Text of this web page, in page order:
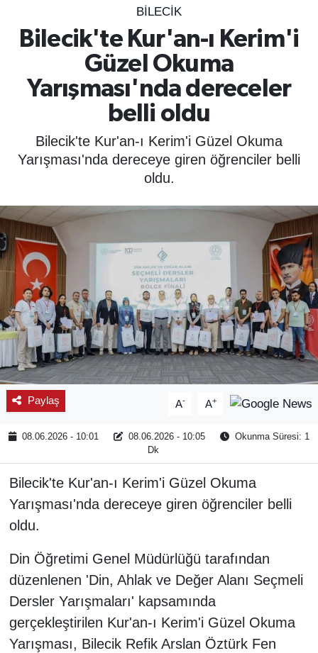
BILECIK
Bilecik'te Kur'an-ı Kerim'i
Güzel Okuma
Yarışması'nda dereceler
belli oldu
Bilecik'te Kur'an-ı Kerim'i Güzel Okuma
Yarışması'nda dereceye giren öğrenciler belli
oldu.
Paylaş A- A+
08.06.2026 - 10:01 08.06.2026 - 10:05
Okunma Süresi: 1
Dk
Bilecik'te Kur'an-ı Kerim'i Güzel Okuma
Yarışması'nda dereceye giren öğrenciler belli
oldu.
Din Öğretimi Genel Müdürlüğü tarafından
düzenlenen 'Din, Ahlak ve Değer Alanı Seçmeli
Dersler Yarışmaları' kapsamında
gerçekleştirilen Kur'an-ı Kerim'i Güzel Okuma
Yarışması, Bilecik Refik Arslan Öztürk Fen
SPOR
YAŞAM
BİLİM - TEKNOLOJİ
KADIN
KÜLTÜR SANAT
MAGAZİN